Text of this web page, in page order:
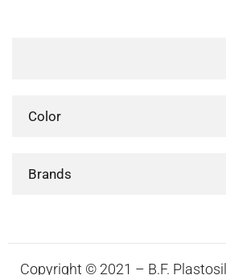
Color
Brands
Copyright © 2021 – B.F.